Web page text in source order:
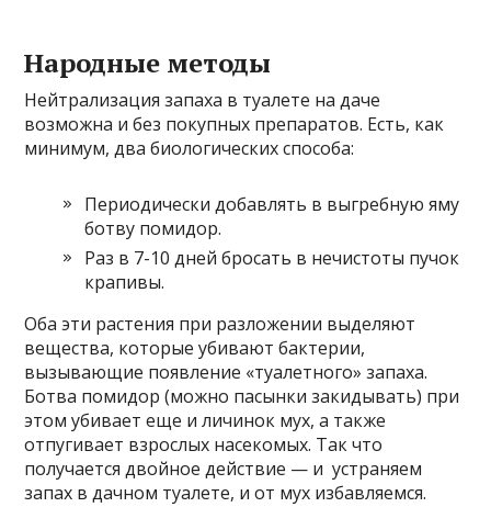
Народные методы
Нейтрализация запаха в туалете на даче
возможна и без покупных препаратов. Есть, как
минимум, два биологических способа:
Периодически добавлять в выгребную яму
ботву помидор.
Раз в 7-10 дней бросать в нечистоты пучок
крапивы.
Оба эти растения при разложении выделяют
вещества, которые убивают бактерии,
вызывающие появление «туалетного» запаха.
Ботва помидор (можно пасынки закидывать) при
этом убивает еще и личинок мух, а также
отпугивает взрослых насекомых. Так что
получается двойное действие — и устраняем
запах в дачном туалете, и от мух избавляемся.